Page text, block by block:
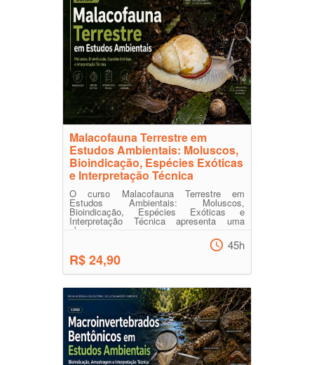
Malacofauna Terrestre em
Estudos Ambientais: Moluscos,
Bioindicação, Espécies Exóticas
e Interpretação Técnica
O curso Malacofauna Terrestre em
Estudos Ambientais: Moluscos,
Bioindicação, Espécies Exóticas e
Interpretação Técnica apresenta uma
abor...
R$ 24,90
45h